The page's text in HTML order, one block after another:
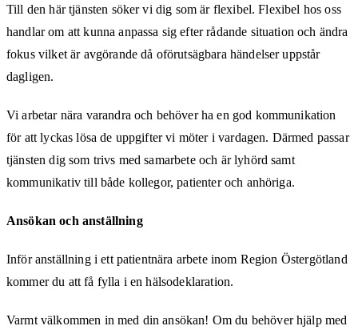
Till den här tjänsten söker vi dig som är flexibel. Flexibel hos oss
handlar om att kunna anpassa sig efter rådande situation och ändra
fokus vilket är avgörande då oförutsägbara händelser uppstår
dagligen.
Vi arbetar nära varandra och behöver ha en god kommunikation
för att lyckas lösa de uppgifter vi möter i vardagen. Därmed passar
tjänsten dig som trivs med samarbete och är lyhörd samt
kommunikativ till både kollegor, patienter och anhöriga.
Ansökan och anställning
Inför anställning i ett patientnära arbete inom Region Östergötland
kommer du att få fylla i en hälsodeklaration.
Varmt välkommen in med din ansökan! Om du behöver hjälp med